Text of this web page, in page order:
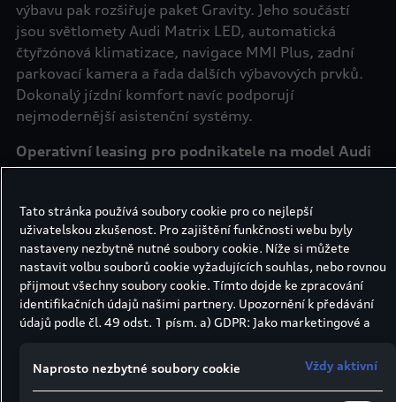
výbavu pak rozšiřuje paket Gravity. Jeho součástí
jsou světlomety Audi Matrix LED, automatická
čtyřzónová klimatizace, navigace MMI Plus, zadní
parkovací kamera a řada dalších výbavových prvků.
Dokonalý jízdní komfort navíc podporují
nejmodernější asistenční systémy.
Operativní leasing pro podnikatele na model Audi
Q7 obsahuje
›
Pojištění odpovědnosti vozidla limit 50/50 mil.
Kč (škoda na zdraví/majetku)
›
Havarijní pojištění se spoluúčastí 10 %
›
Asistence
Servis
Nájezd 15 000 km/ročně
Tato stránka používá soubory cookie pro co nejlepší
uživatelskou zkušenost. Pro zajištění funkčnosti webu byly
nastaveny nezbytně nutné soubory cookie. Níže si můžete
nastavit volbu souborů cookie vyžadujících souhlas, nebo rovnou
přijmout všechny soubory cookie. Tímto dojde ke zpracování
identifikačních údajů našimi partnery. Upozornění k předávání
údajů podle čl. 49 odst. 1 písm. a) GDPR: Jako marketingové a
Analytics. Nelze vyloučit, že společnost Google Ireland jako náš
smluvní partner předává osobní údaje do USA (zejména
společnosti Google LLC). Ve Spojených státech neexistuje
Naprosto nezbytné soubory cookie Vždy aktivní